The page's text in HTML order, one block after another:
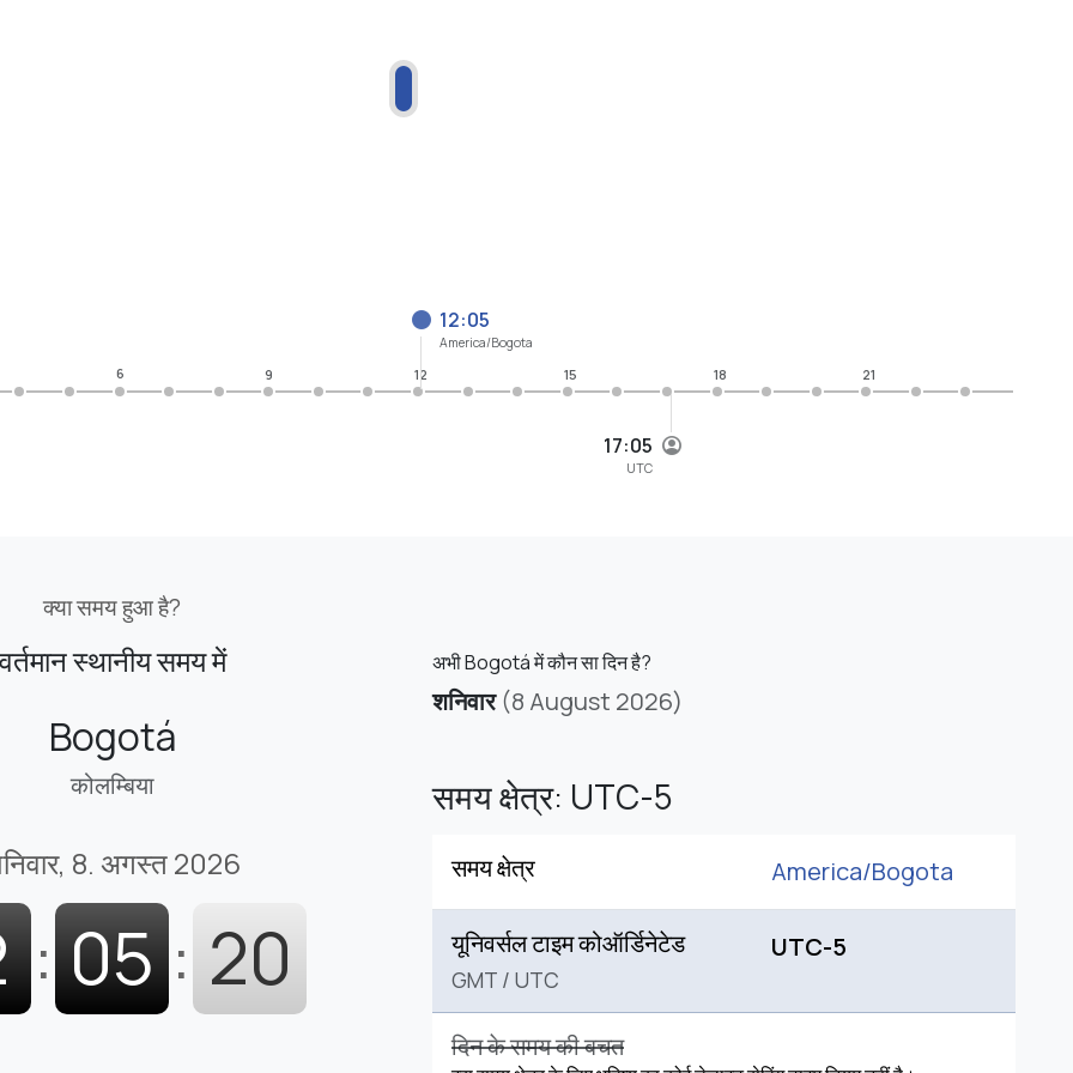
17:05
UTC
12:05
America/Bogota
6 9 12 15 18 21
क्या समय हुआ है?
स्थानीय समय में
Bogotá
कोलम्बिया
8. अगस्त 2026
: 05 : 21
अभी Bogotá में कौन सा दिन है?
शनिवार (8 August 2026)
समय क्षेत्र: UTC-5
समय क्षेत्र America/Bogota
यूनिवर्सल टाइम कोऑर्डिनेटेड
GMT / UTC
UTC-5
दिन के समय की बचत